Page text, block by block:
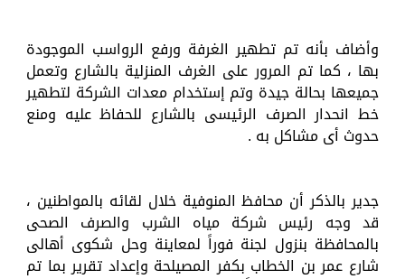
وأضاف بأنه تم تطهير الغرفة ورفع الرواسب الموجودة
بها ، كما تم المرور على الغرف المنزلية بالشارع وتعمل
جميعها بحالة جيدة وتم إستخدام معدات الشركة لتطهير
خط انحدار الصرف الرئيسى بالشارع للحفاظ عليه ومنع
حدوث أى مشاكل به .
جدير بالذكر أن محافظ المنوفية خلال لقائه بالمواطنين ،
قد وجه رئيس شركة مياه الشرب والصرف الصحى
بالمحافظة بنزول لجنة فوراً لمعاينة وحل شكوى أهالى
شارع عمر بن الخطاب بكفر المصيلحة وإعداد تقرير بما تم